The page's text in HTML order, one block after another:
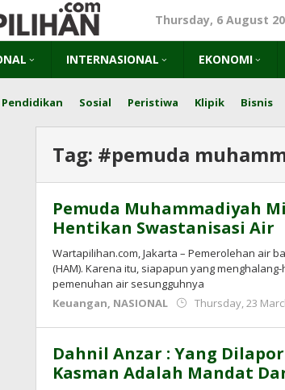
Thursday, 6 August
INTERNASIONAL EKONOMI
Pendidikan Sosial Peristiwa Klipik Bisnis
Tag: #pemuda
Pemuda Muhammadiyah
Hentikan Swastanisasi Air
Wartapilihan.com, Jakarta – Pemerolehan air
(HAM). Karena itu, siapapun yang
pemenuhan air sesungguhnya
Keuangan, NASIONAL Thursday, 23
Dahnil Anzar : Yang
Kasman Adalah Mandat